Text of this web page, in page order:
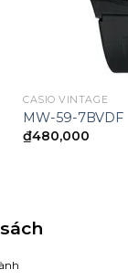
CASIO VINTAGE
MW-59-7BVDF
₫480,000